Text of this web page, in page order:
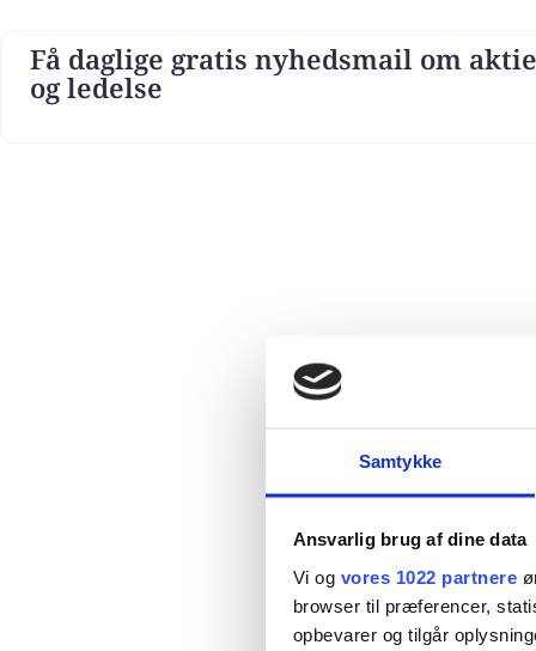
Samtykke
Ansvarlig brug af dine data
Vi og vores 1022 partnere
browser til præferencer,
opbevarer og tilgår
Få daglige gratis nyhedsmail om
og ledelse